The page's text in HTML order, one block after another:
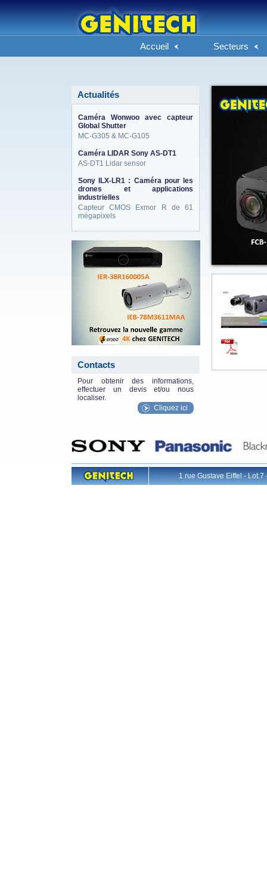
Accueil Secteurs
Actualités
Caméra Wonwoo avec capteur
Global Shutter
MC-G305 & MC-G105
Caméra LIDAR Sony AS-DT1
AS-DT1 Lidar sensor
Sony ILX-LR1 : Caméra pour les
drones et applications
industrielles
Capteur CMOS Exmor R de 61
mégapixels
Contacts
Pour obtenir des informations,
effectuer un devis et/ou nous
localiser.
Cliquez ici
1 rue Gustave Eiffel -